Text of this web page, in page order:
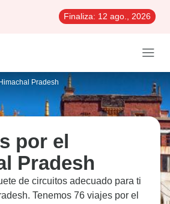
Finaliza: 12 ago., 2026
Pradesh
por el
Pradesh
de circuitos adecuado para ti
Tenemos 76 viajes por el